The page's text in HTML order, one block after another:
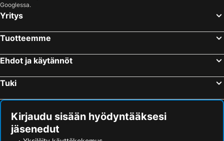
Googlessa.
Yritys
Tuotteemme
Ehdot ja käytännöt
Tuki
Kirjaudu sisään hyödyntääksesi
jäsenedut